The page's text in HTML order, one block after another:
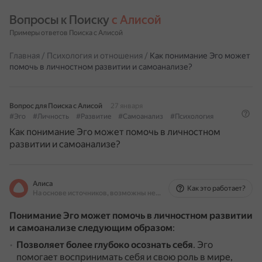
Вопросы к Поиску с Алисой
Примеры ответов Поиска с Алисой
Главная / Психология и отношения / Как понимание Эго может
помочь в личностном развитии и самоанализе?
Вопрос для Поиска с Алисой
27 января
#Эго
#Личность #Развитие #Самоанализ #Психология
Как понимание Эго может помочь в личностном
развитии и самоанализе?
Алиса
На основе источников, возможны неточности
Как это работает?
Понимание Эго может помочь в личностном развитии
и самоанализе следующим образом:
Позволяет более глубоко осознать себя. Эго
помогает воспринимать себя и свою роль в мире,